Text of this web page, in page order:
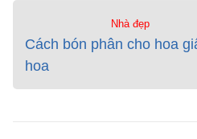
Nhà đẹp
Cách bón phân cho hoa
hoa